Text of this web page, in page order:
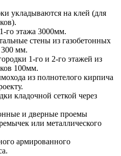
укладываются на клей (для
го этажа 3000мм.
стены из газобетонных
мм.
1-го и 2-го этажей из
100мм.
из полнотелого кирпича
кладочной сеткой через
и дверные проемы
или металлического
армированного